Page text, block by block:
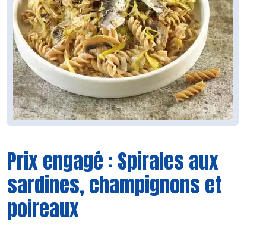
Prix engagé : Spirales aux
sardines, champignons et
poireaux